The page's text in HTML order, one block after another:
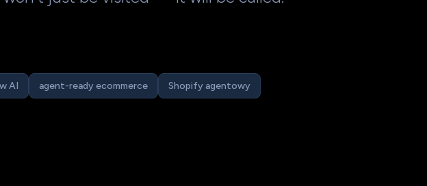
AI agent-ready ecommerce Shopify agentowy